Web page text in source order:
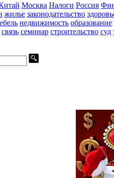
Москва Налоги Россия
жилье законодательство
недвижимость образование
связь семинар строительство суд